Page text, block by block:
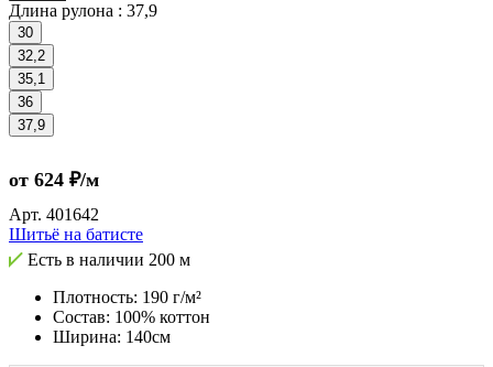
Длина рулона : 37,9
30
32,2
35,1
36
37,9
от 624 ₽/м
Арт. 401642
Шитьё на батисте
Есть в наличии 200 м
Плотность: 190 г/м²
Состав: 100% коттон
Ширина: 140см